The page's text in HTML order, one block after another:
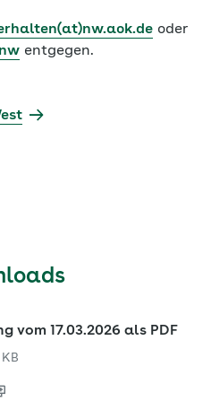
oder
entgegen.
vom 17.03.2026 als PDF